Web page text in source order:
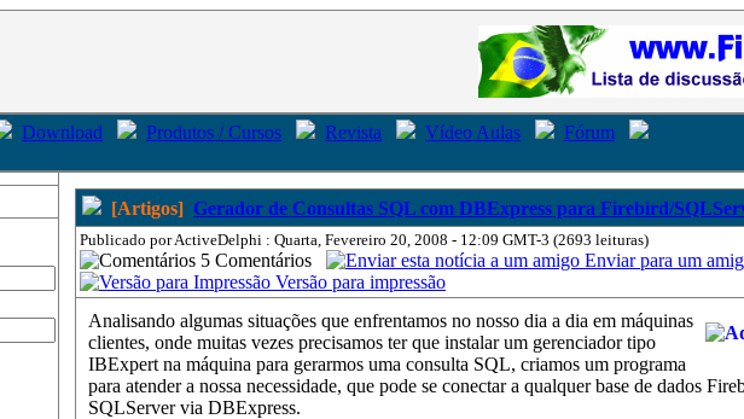
Download Produtos / Cursos Revista Vídeo Aulas
Fórum
[Artigos] Gerador de Consultas SQL com DBExpress para Firebird/
Publicado por ActiveDelphi : Quarta, Fevereiro 20, 2008 - 12:09 GMT-3 (2693 leituras)
5 Comentários
Enviar para um
Versão para impressão
Analisando algumas situações que enfrentamos no nosso dia a dia em máquinas
clientes, onde muitas vezes precisamos ter que instalar um gerenciador tipo
IBExpert na máquina para gerarmos uma consulta SQL, criamos um programa
para atender a nossa necessidade, que pode se conectar a qualquer base de dados
SQLServer via DBExpress.